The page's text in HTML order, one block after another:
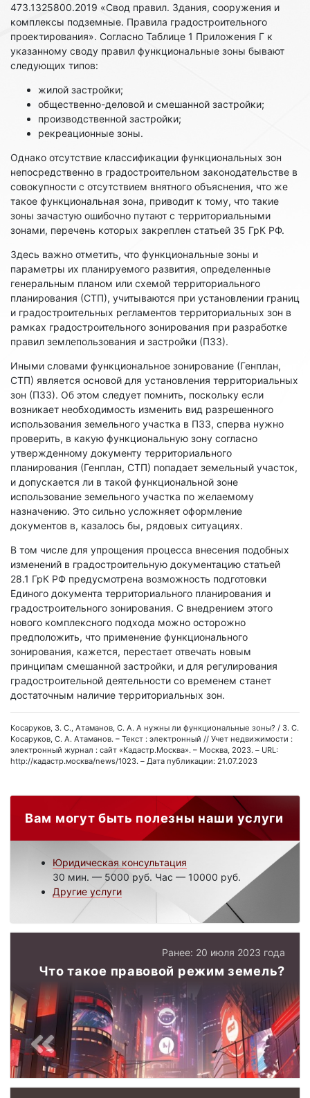
473.1325800.2019 «Свод правил. Здания, сооружения и
комплексы подземные. Правила градостроительного
проектирования». Согласно Таблице 1 Приложения Г к
указанному своду правил функциональные зоны бывают
следующих типов:
жилой застройки;
общественно-деловой и смешанной застройки;
производственной застройки;
рекреационные зоны.
Однако отсутствие классификации функциональных зон
непосредственно в градостроительном законодательстве в
совокупности с отсутствием внятного объяснения, что же
такое функциональная зона, приводит к тому, что такие
зоны зачастую ошибочно путают с территориальными
зонами, перечень которых закреплен статьей 35 ГрК РФ.
Здесь важно отметить, что функциональные зоны и
параметры их планируемого развития, определенные
генеральным планом или схемой территориального
планирования (СТП), учитываются при установлении границ
и градостроительных регламентов территориальных зон в
рамках градостроительного зонирования при разработке
правил землепользования и застройки (ПЗЗ).
Иными словами функциональное зонирование (Генплан,
СТП) является основой для установления территориальных
зон (ПЗЗ). Об этом следует помнить, поскольку если
возникает необходимость изменить вид разрешенного
использования земельного участка в ПЗЗ, сперва нужно
проверить, в какую функциональную зону согласно
утвержденному документу территориального
планирования (Генплан, СТП) попадает земельный участок,
и допускается ли в такой функциональной зоне
использование земельного участка по желаемому
назначению. Это сильно усложняет оформление
документов в, казалось бы, рядовых ситуациях.
В том числе для упрощения процесса внесения подобных
изменений в градостроительную документацию статьей
28.1 ГрК РФ предусмотрена возможность подготовки
Единого документа территориального планирования и
градостроительного зонирования. С внедрением этого
нового комплексного подхода можно осторожно
предположить, что применение функционального
зонирования, кажется, перестает отвечать новым
принципам смешанной застройки, и для регулирования
градостроительной деятельности со временем станет
достаточным наличие территориальных зон.
Косаруков, З. С., Атаманов, С. А. А нужны ли функциональные зоны? / З. С.
Косаруков, С. А. Атаманов. – Текст : электронный // Учет недвижимости :
электронный журнал : сайт «Кадастр.Москва». – Москва, 2023. – URL:
http://кадастр.москва/news/1023. – Дата публикации: 21.07.2023
Вам могут быть полезны наши услуги
Юридическая консультация
30 мин. — 5000 руб. Час — 10000 руб.
Другие услуги
Ранее: 20 июля 2023 года
Что такое правовой режим земель?